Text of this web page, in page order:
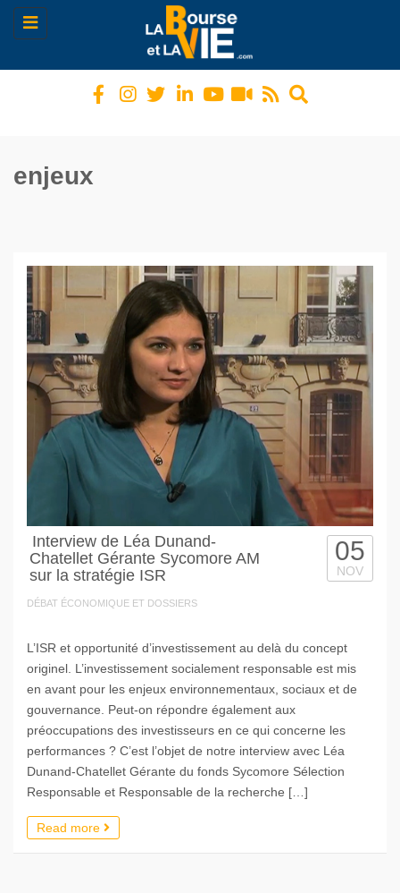
Toggle
navigation
enjeux
Interview de Léa Dunand-
Chatellet Gérante Sycomore AM
sur la stratégie ISR
DÉBAT ÉCONOMIQUE ET DOSSIERS
05
NOV
L’ISR et opportunité d’investissement au delà du concept
originel. L’investissement socialement responsable est mis
en avant pour les enjeux environnementaux, sociaux et de
gouvernance. Peut-on répondre également aux
préoccupations des investisseurs en ce qui concerne les
performances ? C’est l’objet de notre interview avec Léa
Dunand-Chatellet Gérante du fonds Sycomore Sélection
Responsable et Responsable de la recherche […]
Read more